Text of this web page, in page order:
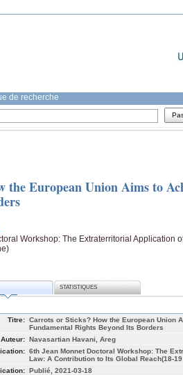
de recherche
the European Union Aims to
Workshop: The Extraterritorial Application
STATISTIQUES
Titre: Carrots or Sticks? How the European Union
Fundamental Rights Beyond Its Borders
Auteur: Navasartian Havani, Areg
6th Jean Monnet Doctoral Workshop: The
Law: A Contribution to Its Global Reach(18-
Publié, 2021-03-18